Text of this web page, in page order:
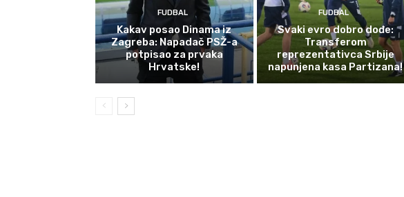
FUDBAL
Kakav posao Dinama iz
Zagreba: Napadač PSŽ-a
potpisao za prvaka
Hrvatske!
FUDBAL
Svaki evro dobro dođe:
Transferom
reprezentativca Srbije
napunjena kasa Partizana!